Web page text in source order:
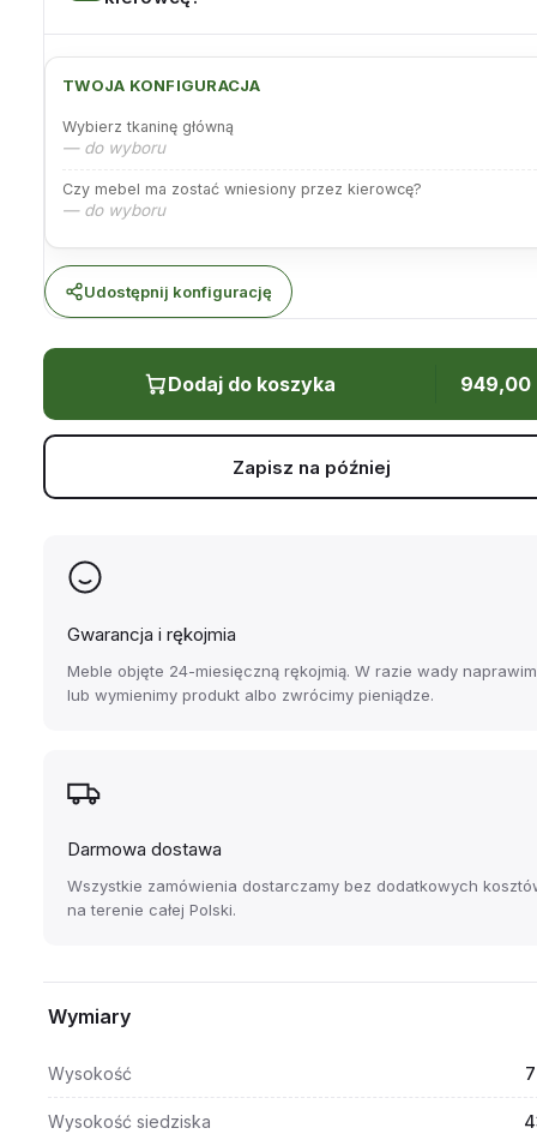
TWOJA KONFIGURACJA
Wybierz tkaninę główną
— do wyboru
Czy mebel ma zostać wniesiony przez kierowcę?
— do wyboru
Udostępnij konfigurację
Dodaj do koszyka 949,00
Zapisz na później
Gwarancja i rękojmia
Meble objęte 24-miesięczną rękojmią. W razie wady
lub wymienimy produkt albo zwrócimy pieniądze.
Darmowa dostawa
Wszystkie zamówienia dostarczamy bez dodatkowych
na terenie całej Polski.
Wymiary
Wysokość
Wysokość siedziska